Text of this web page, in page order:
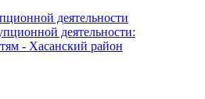
деятельности
деятельности:
- Хасанский район